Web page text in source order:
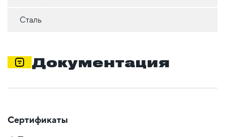
Сталь
Документация
Сертификаты